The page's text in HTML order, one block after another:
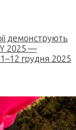
демонструють
2025 —
грудня 2025